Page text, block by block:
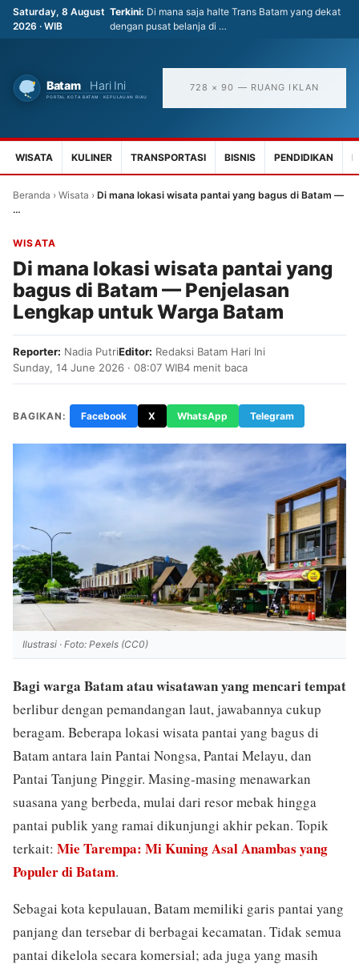
Saturday, 8 August
2026 · WIB
Terkini: Di mana saja halte Trans Batam yang dekat
dengan pusat belanja di …
728 × 90 — RUANG IKLAN
WISATA KULINER TRANSPORTASI BISNIS PENDIDIKAN
Beranda › Wisata › Di mana lokasi wisata pantai yang bagus di Batam —
…
WISATA
Di mana lokasi wisata pantai yang
bagus di Batam — Penjelasan
Lengkap untuk Warga Batam
Reporter: Nadia PutriEditor: Redaksi Batam Hari Ini
Sunday, 14 June 2026 · 08:07 WIB4 menit baca
BAGIKAN: Facebook X WhatsApp Telegram
Ilustrasi · Foto: Pexels (CC0)
Bagi warga Batam atau wisatawan yang mencari tempat
berlibur dengan pemandangan laut, jawabannya cukup
beragam. Beberapa lokasi wisata pantai yang bagus di
Batam antara lain Pantai Nongsa, Pantai Melayu, dan
Pantai Tanjung Pinggir. Masing-masing menawarkan
suasana yang berbeda, mulai dari resor mebak hingga
pantai publik yang ramai dikunjungi akhir pekan. Topik
terkait: Mie Tarempa: Mi Kuning Asal Anambas yang
Populer di Batam.
Sebagai kota kepulauan, Batam memiliki garis pantai yang
panjang dan tersebar di berbagai kecamatan. Tidak semua
pantai dikelola secara komersial; ada juga yang masih